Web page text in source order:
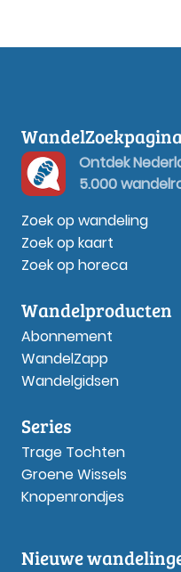
Ontdek
5.000
Zoek op wandeling
Zoek op kaart
Zoek op horeca
Wandelproducten
Abonnement
WandelZapp
Wandelgidsen
Series
Trage Tochten
Groene Wissels
Knopenrondjes
Nieuwe